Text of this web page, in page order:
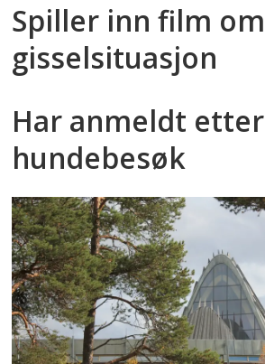
Spiller inn film om
gisselsituasjon
Har anmeldt etter
hundebesøk